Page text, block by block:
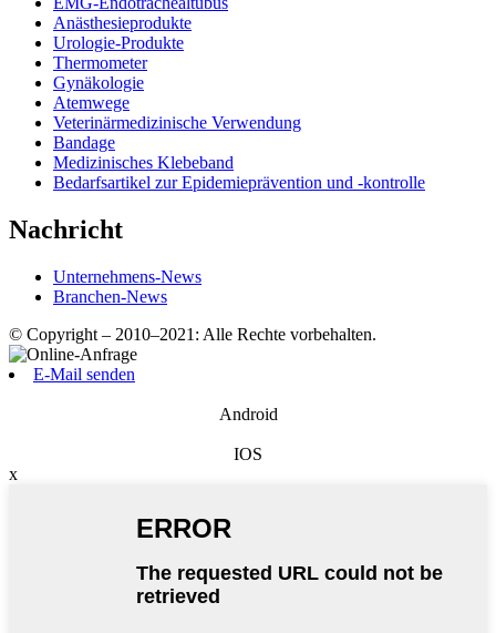
Anästhesieprodukte
Urologie-Produkte
Thermometer
Gynäkologie
Atemwege
Veterinärmedizinische Verwendung
Bandage
Medizinisches Klebeband
Bedarfsartikel zur Epidemieprävention und -kontrolle
Nachricht
Unternehmens-News
Branchen-News
© Copyright – 2010–2021: Alle Rechte vorbehalten.
E-Mail senden
Android
IOS
x